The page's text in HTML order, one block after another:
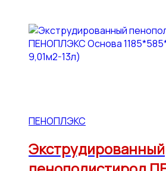
ПЕНОПЛЭКС
Экструдированный